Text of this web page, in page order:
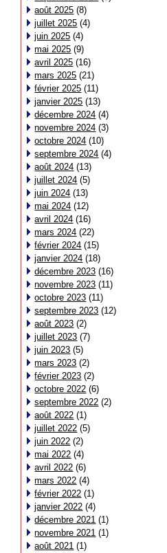
août 2025 (8)
juillet 2025 (4)
juin 2025 (4)
mai 2025 (9)
avril 2025 (16)
mars 2025 (21)
février 2025 (11)
janvier 2025 (13)
décembre 2024 (4)
novembre 2024 (3)
octobre 2024 (10)
septembre 2024 (4)
août 2024 (13)
juillet 2024 (5)
juin 2024 (13)
mai 2024 (12)
avril 2024 (16)
mars 2024 (22)
février 2024 (15)
janvier 2024 (18)
décembre 2023 (16)
novembre 2023 (11)
octobre 2023 (11)
septembre 2023 (12)
août 2023 (2)
juillet 2023 (7)
juin 2023 (5)
mars 2023 (2)
février 2023 (2)
octobre 2022 (6)
septembre 2022 (2)
août 2022 (1)
juillet 2022 (5)
juin 2022 (2)
mai 2022 (4)
avril 2022 (6)
mars 2022 (4)
février 2022 (1)
janvier 2022 (4)
décembre 2021 (1)
novembre 2021 (1)
août 2021 (1)